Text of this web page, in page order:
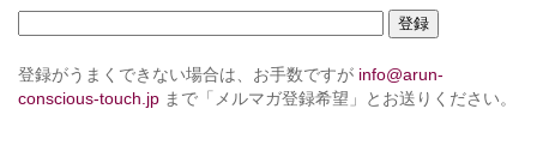
登録がうまくできない場合は、お手数ですが info@arun-
conscious-touch.jp まで「メルマガ登録希望」とお送りください。